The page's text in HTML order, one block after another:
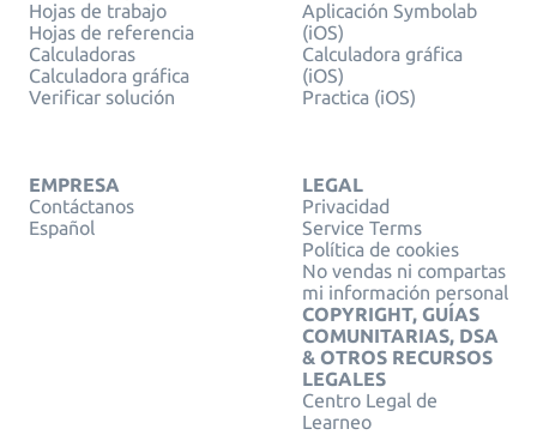
Hojas de trabajo
Hojas de referencia
Calculadoras
Calculadora gráfica
Verificar solución
Aplicación Symbolab
(iOS)
Calculadora gráfica
(iOS)
Practica (iOS)
EMPRESA
Contáctanos
Español
LEGAL
Privacidad
Service Terms
Política de cookies
No vendas ni compartas
mi información personal
COPYRIGHT, GUÍAS
COMUNITARIAS, DSA
& OTROS RECURSOS
LEGALES
Centro Legal de
Learneo